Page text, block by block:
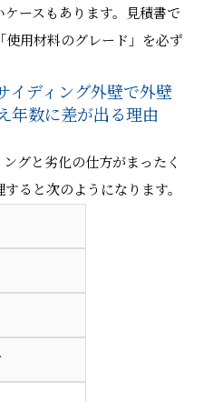
ースもあります。見積書で
使用材料のグレード」を必ず
イディング外壁で外壁
年数に差が出る理由
グと劣化の仕方がまったく
ると次のようになります。